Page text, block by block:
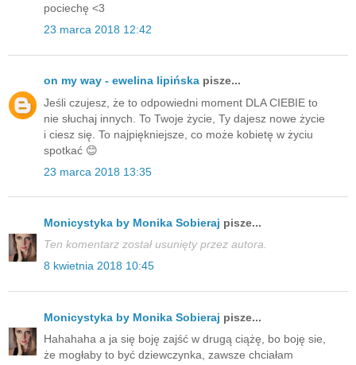
pociechę <3
23 marca 2018 12:42
on my way - ewelina lipińska pisze...
Jeśli czujesz, że to odpowiedni moment DLA CIEBIE to
nie słuchaj innych. To Twoje życie, Ty dajesz nowe życie
i ciesz się. To najpiękniejsze, co może kobietę w życiu
spotkać 😊
23 marca 2018 13:35
Monicystyka by Monika Sobieraj pisze...
Ten komentarz został usunięty przez autora.
8 kwietnia 2018 10:45
Monicystyka by Monika Sobieraj pisze...
Hahahaha a ja się boję zajść w drugą ciążę, bo boję sie,
że mogłaby to być dziewczynka, zawsze chciałam